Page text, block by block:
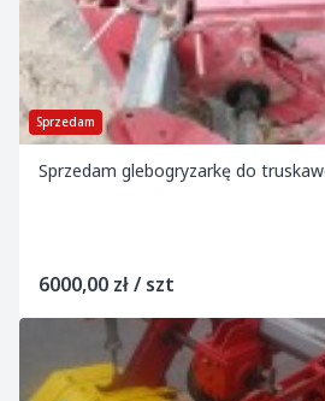
Sprzedam
Sprzedam glebogryzarkę do
6000,00 zł / szt